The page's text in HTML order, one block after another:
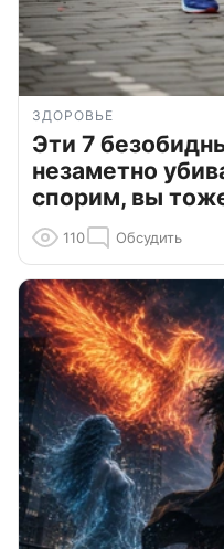
ЗДОРОВЬЕ
Эти 7
незаметно
спорим, вы
110 Обсудить